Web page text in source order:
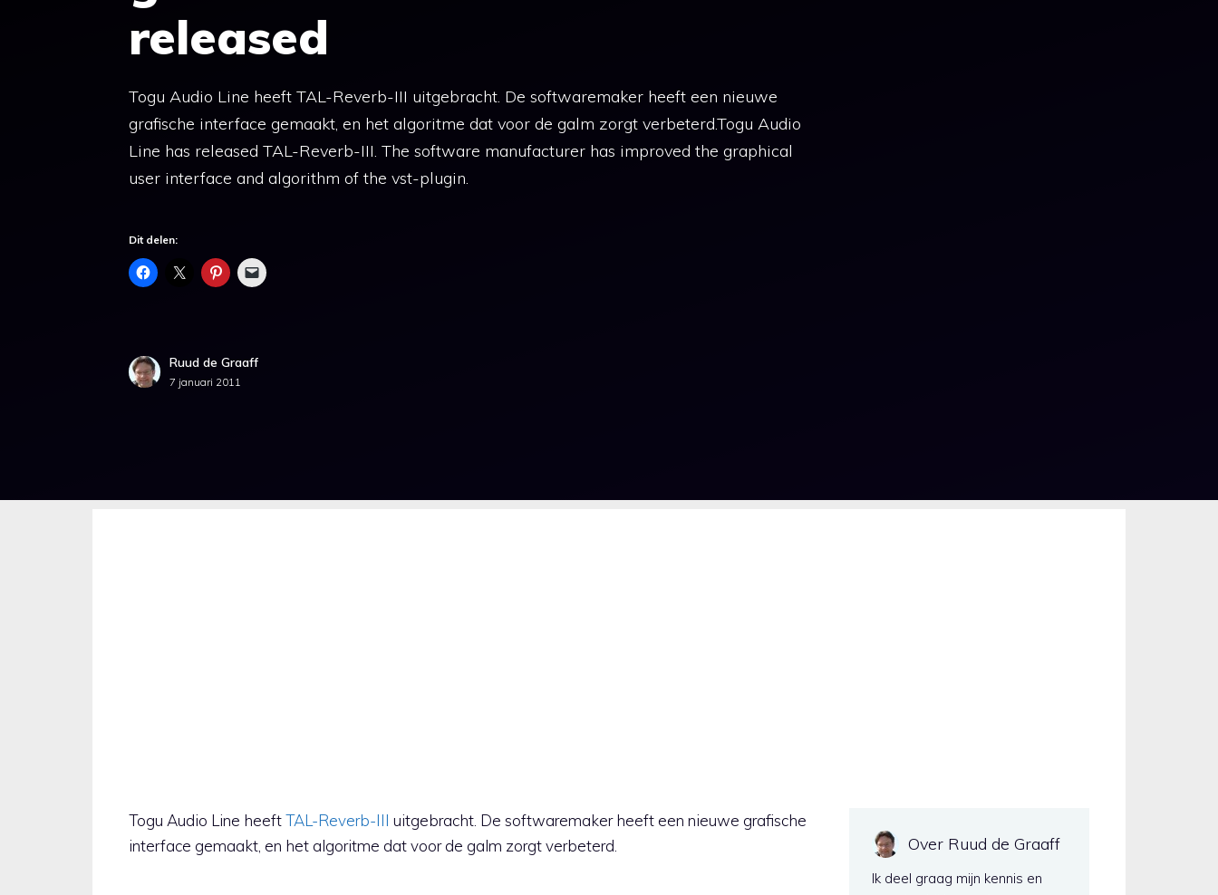
released
Togu Audio Line heeft TAL-Reverb-III uitgebracht. De softwaremaker heeft een nieuwe
grafische interface gemaakt, en het algoritme dat voor de galm zorgt verbeterd.Togu Audio
Line has released TAL-Reverb-III. The software manufacturer has improved the graphical
user interface and algorithm of the vst-plugin.
Dit delen:
Ruud de Graaff
7 januari 2011
Togu Audio Line heeftTAL-Reverb-III uitgebracht. De softwaremaker heeft een nieuwe grafische
interface gemaakt, en het algoritme dat voor de galm zorgt verbeterd.
Over Ruud de Graaff
Ik deel graag mijn kennis en